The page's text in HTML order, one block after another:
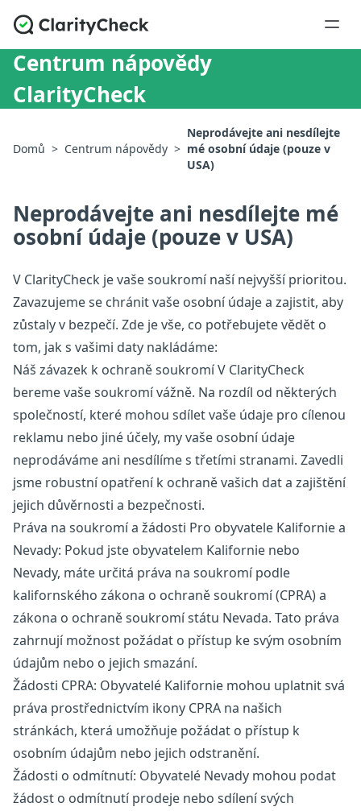
Centrum nápovědy
ClarityCheck
Domů > Centrum nápovědy >
Neprodávejte ani nesdílejte
mé osobní údaje (pouze v
USA)
Neprodávejte ani nesdílejte mé
osobní údaje (pouze v USA)
V ClarityCheck je vaše soukromí naší nejvyšší prioritou.
Zavazujeme se chránit vaše osobní údaje a zajistit, aby
zůstaly v bezpečí. Zde je vše, co potřebujete vědět o
tom, jak s vašimi daty nakládáme:
Náš závazek k ochraně soukromí V ClarityCheck
bereme vaše soukromí vážně. Na rozdíl od některých
společností, které mohou sdílet vaše údaje pro cílenou
reklamu nebo jiné účely, my vaše osobní údaje
neprodáváme ani nesdílíme s třetími stranami. Zavedli
jsme robustní opatření k ochraně vašich dat a zajištění
jejich důvěrnosti a bezpečnosti.
Práva na soukromí a žádosti Pro obyvatele Kalifornie a
Nevady: Pokud jste obyvatelem Kalifornie nebo
Nevady, máte určitá práva na soukromí podle
kalifornského zákona o ochraně soukromí (CPRA) a
zákona o ochraně soukromí státu Nevada. Tato práva
zahrnují možnost požádat o přístup ke svým osobním
údajům nebo o jejich smazání.
Žádosti CPRA: Obyvatelé Kalifornie mohou uplatnit svá
práva prostřednictvím ikony CPRA na našich
stránkách, která umožňuje požádat o přístup k
osobním údajům nebo jejich odstranění.
Žádosti o odmítnutí: Obyvatelé Nevady mohou podat
žádost o odmítnutí prodeje nebo sdílení svých